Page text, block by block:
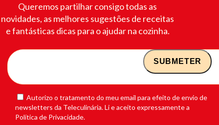
Queremos partilhar consigo todas as
novidades, as melhores sugestões de receitas
e fantásticas dicas para o ajudar na cozinha.
Autorizo o tratamento do meu email para efeito de envio de
newsletters da Teleculinária. Li e aceito expressamente a
Política de Privacidade.